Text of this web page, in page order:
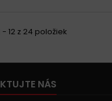
- 12 z 24 položiek
NÁS